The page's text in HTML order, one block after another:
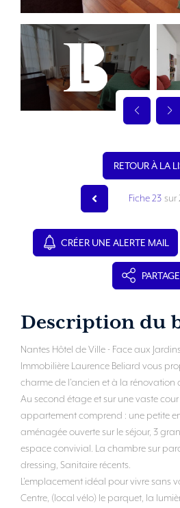
RETOUR À LA
Fiche 23 sur
CRÉER UNE ALERTE MAIL
Description du
Nantes Hôtel de Ville - Face aux
Immobilière Laurence Beliard vous
charme de l'ancien et à la rénovation
Au second étage et sur une vaste cour
appartement comprend : une petite
aménagée ouverte sur le séjour, 3
espace convivial. La chambre sur
dressing, Sanitaire récents.
L'emplacement idéal pour vivre sans
Centre, (local vélo) le parquet, la